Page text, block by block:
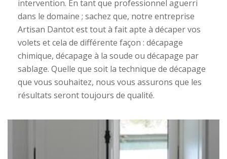
intervention. En tant que professionnel aguerri
dans le domaine ; sachez que, notre entreprise
Artisan Dantot est tout à fait apte à décaper vos
volets et cela de différente façon : décapage
chimique, décapage à la soude ou décapage par
sablage. Quelle que soit la technique de décapage
que vous souhaitez, nous vous assurons que les
résultats seront toujours de qualité.